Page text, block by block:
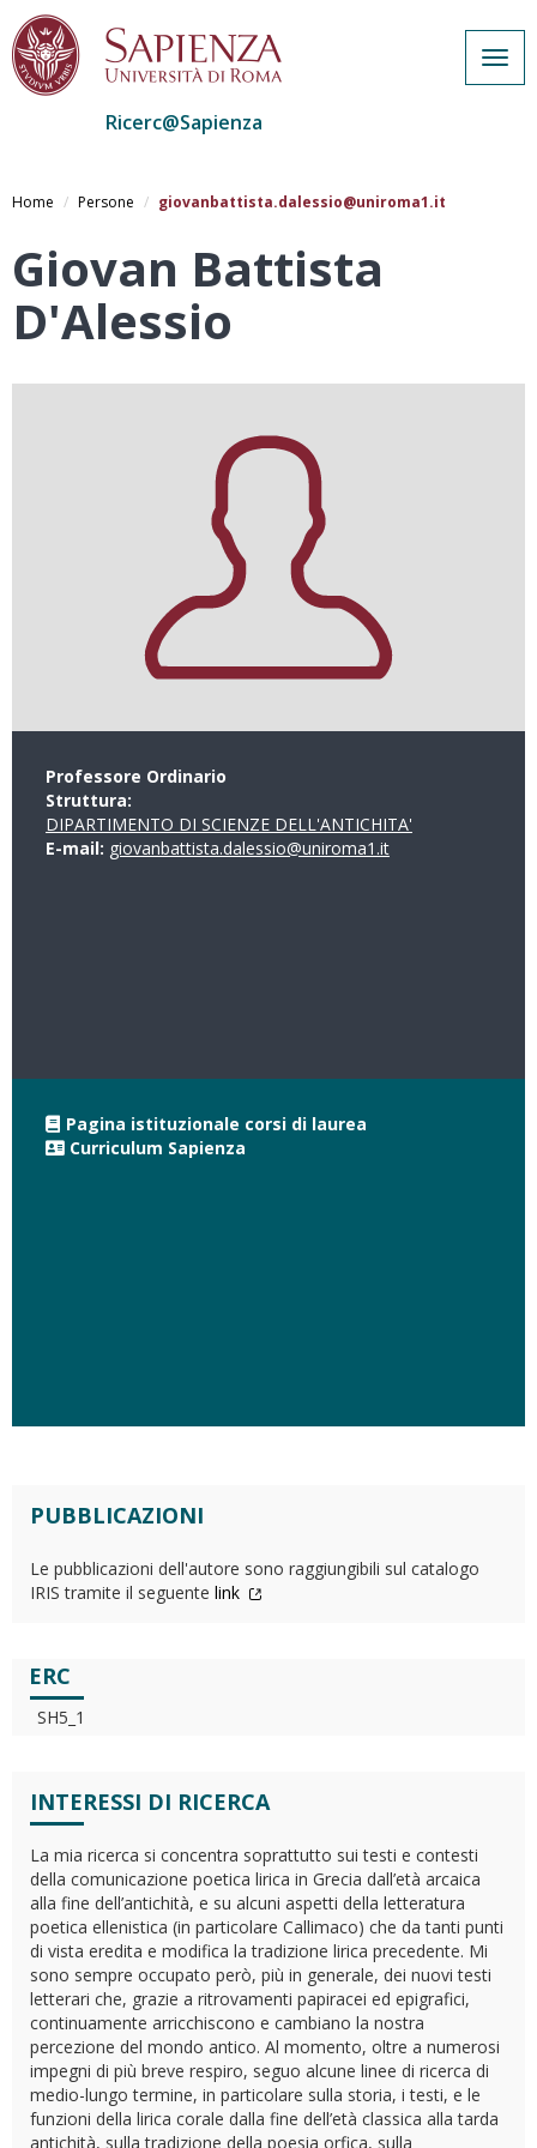
al
principale
Ricerc@Sapienza
Home Persone giovanbattista.dalessio@uniroma1.it
Giovan Battista
D'Alessio
Professore Ordinario
Struttura:
DIPARTIMENTO DI SCIENZE DELL'ANTICHITA'
E-mail: giovanbattista.dalessio@uniroma1.it
Pagina istituzionale corsi di laurea
Curriculum Sapienza
PUBBLICAZIONI
Le pubblicazioni dell'autore sono raggiungibili sul catalogo
IRIS tramite il seguente link
ERC
SH5_1
INTERESSI DI RICERCA
La mia ricerca si concentra soprattutto sui testi e contesti
della comunicazione poetica lirica in Grecia dall’età arcaica
alla fine dell’antichità, e su alcuni aspetti della letteratura
poetica ellenistica (in particolare Callimaco) che da tanti punti
di vista eredita e modifica la tradizione lirica precedente. Mi
sono sempre occupato però, più in generale, dei nuovi testi
letterari che, grazie a ritrovamenti papiracei ed epigrafici,
continuamente arricchiscono e cambiano la nostra
percezione del mondo antico. Al momento, oltre a numerosi
impegni di più breve respiro, seguo alcune linee di ricerca di
medio-lungo termine, in particolare sulla storia, i testi, e le
funzioni della lirica corale dalla fine dell’età classica alla tarda
antichità, sulla tradizione della poesia orfica, sulla